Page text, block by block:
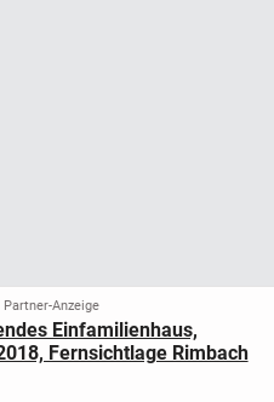
Partner-Anzeige
Einfamilienhaus,
Fernsichtlage Rimbach